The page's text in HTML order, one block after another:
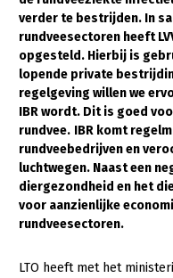
Gezonde planten
Gezonde dieren
Natuur, klimaat en
Bodem en water
Platteland en
Mens,
Internationaal
Sectoren
verder te bestrijden. In
rundveesectoren heeft
opgesteld. Hierbij is
lopende private
regelgeving willen we
IBR wordt. Dit is goed
rundvee. IBR komt
rundveebedrijven en
luchtwegen. Naast een
diergezondheid en het
voor aanzienlijke
rundveesectoren.
LTO heeft met het